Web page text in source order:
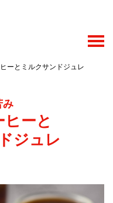
ーとミルクサンドジュレ
み
ヒーと
ジュレ